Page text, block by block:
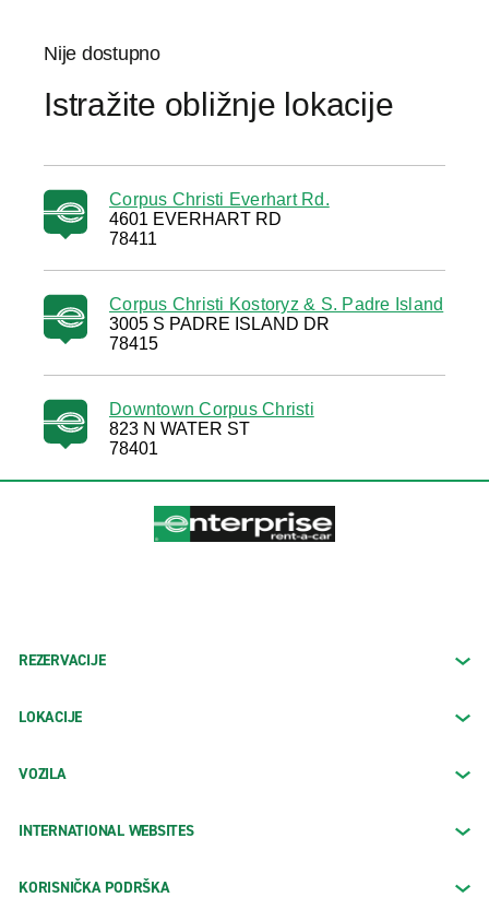
Nije dostupno
Istražite obližnje lokacije
Corpus Christi Everhart Rd.
4601 EVERHART RD
78411
Corpus Christi Kostoryz & S. Padre Island
3005 S PADRE ISLAND DR
78415
Downtown Corpus Christi
823 N WATER ST
78401
REZERVACIJE
LOKACIJE
VOZILA
INTERNATIONAL WEBSITES
KORISNIČKA PODRŠKA